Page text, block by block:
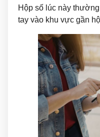
Hộp số lúc này
tay vào khu vực gần